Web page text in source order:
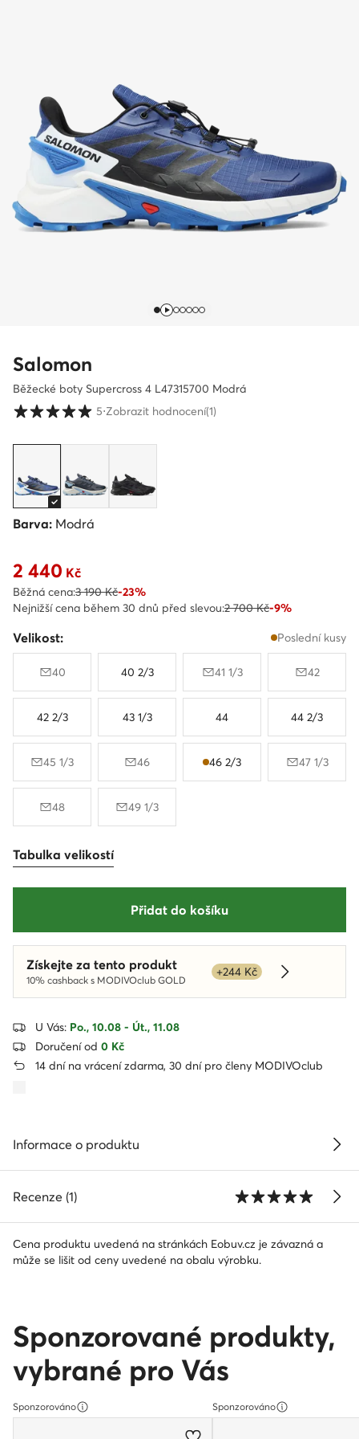
Salomon
Běžecké boty Supercross 4 L47315700 Modrá
Hodnocení zákazníků ve škále 1 až 5
5⋅Zobrazit hodnocení(1)
Barva: Modrá
Aktuální cena 2 440 Kč
2 440 Kč
Běžná cena:3 190 Kč-23%
Nejnižší cena během 30 dnů před slevou:2 700 Kč-9%
Velikost: Poslední kusy
40 40 2/3 41 1/3 42
42 2/3 43 1/3 44 44 2/3
45 1/3 46 46 2/3 47 1/3
48 49 1/3
Tabulka velikostí
Přidat do košíku
Získejte za tento produkt
10% cashback s MODIVOclub GOLD
+244 Kč
Dowiedz się
U Vás: Po., 10.08 - Út., 11.08
Doručení od 0 Kč
14 dní na vrácení zdarma, 30 dní pro členy MODIVOclub
Informace o produktu
Recenze (1)
Cena produktu uvedená na stránkách Eobuv.cz je závazná a
může se lišit od ceny uvedené na obalu výrobku.
Sponzorované produkty,
vybrané pro Vás
Sponzorováno Sponzorováno